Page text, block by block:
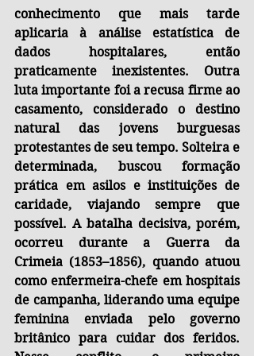
conhecimento que mais tarde
aplicaria à análise estatística de
dados hospitalares, então
praticamente inexistentes. Outra
luta importante foi a recusa firme ao
casamento, considerado o destino
natural das jovens burguesas
protestantes de seu tempo. Solteira e
determinada, buscou formação
prática em asilos e instituições de
caridade, viajando sempre que
possível. A batalha decisiva, porém,
ocorreu durante a Guerra da
Crimeia (1853–1856), quando atuou
como enfermeira-chefe em hospitais
de campanha, liderando uma equipe
feminina enviada pelo governo
britânico para cuidar dos feridos.